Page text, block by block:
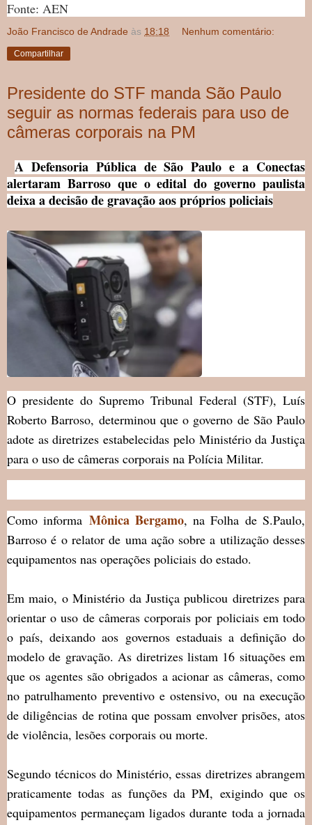
Fonte: AEN
João Francisco de Andrade às 18:18 Nenhum comentário:
Compartilhar
Presidente do STF manda São Paulo
seguir as normas federais para uso de
câmeras corporais na PM
A Defensoria Pública de São Paulo e a Conectas
alertaram Barroso que o edital do governo paulista
deixa a decisão de gravação aos próprios policiais
O presidente do Supremo Tribunal Federal (STF), Luís
Roberto Barroso, determinou que o governo de São Paulo
adote as diretrizes estabelecidas pelo Ministério da Justiça
para o uso de câmeras corporais na Polícia Militar.
Como informa Mônica Bergamo, na Folha de S.Paulo,
Barroso é o relator de uma ação sobre a utilização desses
equipamentos nas operações policiais do estado.
Em maio, o Ministério da Justiça publicou diretrizes para
orientar o uso de câmeras corporais por policiais em todo
o país, deixando aos governos estaduais a definição do
modelo de gravação. As diretrizes listam 16 situações em
que os agentes são obrigados a acionar as câmeras, como
no patrulhamento preventivo e ostensivo, ou na execução
de diligências de rotina que possam envolver prisões, atos
de violência, lesões corporais ou morte.
Segundo técnicos do Ministério, essas diretrizes abrangem
praticamente todas as funções da PM, exigindo que os
equipamentos permaneçam ligados durante toda a jornada